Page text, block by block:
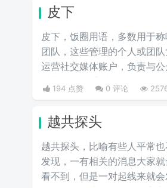
皮下
皮下，饭圈用语，多数用于
团队，这些管理的个人或团
运营社交媒体账户，负责与
时也被称为“官皮”。
194 点赞 0 评论
越共探头
越共探头，比喻有些人平常
发现，一有相关的消息大家
看不到，但是一对起线来就会